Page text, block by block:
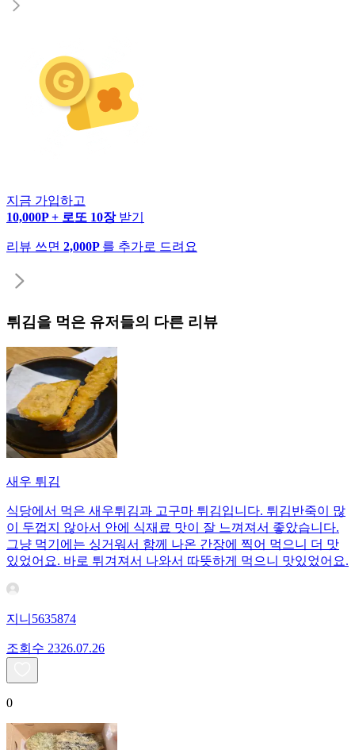
지금 가입하고
10,000P + 로또 10장 받기
리뷰 쓰면 2,000P 를 추가로 드려요
튀김을 먹은 유저들의 다른 리뷰
새우 튀김
식당에서 먹은 새우튀김과 고구마 튀김입니다. 튀김반죽이 많
이 두껍지 않아서 안에 식재료 맛이 잘 느껴져서 좋았습니다.
그냥 먹기에는 싱거워서 함께 나온 간장에 찍어 먹으니 더 맛
있었어요. 바로 튀겨져서 나와서 따뜻하게 먹으니 맛있었어요.
지니5635874
조회수 2326.07.26
0